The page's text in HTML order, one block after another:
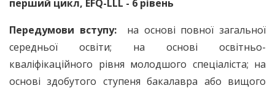
перший цикл, EFQ-LLL - 6 рівень
Передумови вступу:на основі повної загальної
середньої освіти; на основі освітньо-
кваліфікаційного рівня молодшого спеціаліста; на
основі здобутого ступеня бакалавра або вищого